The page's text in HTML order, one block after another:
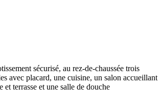
sécurisé, au rez-de-chaussée trois
avec placard, une cuisine, un salon accueillant
terrasse et une salle de douche